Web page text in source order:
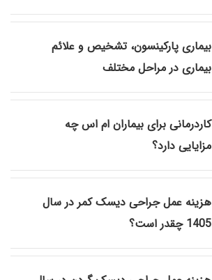
بیماری پارکینسون، تشخیص و علائم
بیماری در مراحل مختلف
کاردرمانی برای بیماران ام اس چه
مزایایی دارد؟
هزینه عمل جراحی دیسک کمر در سال
1405 چقدر است؟